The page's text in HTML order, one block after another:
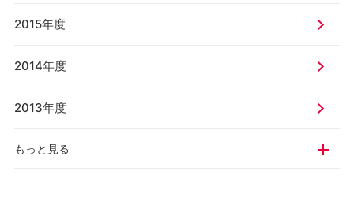
2015年度
2014年度
2013年度
もっと見る